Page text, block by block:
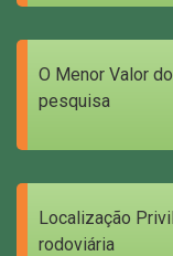
O Menor Valor
pesquisa
Localização
rodoviária